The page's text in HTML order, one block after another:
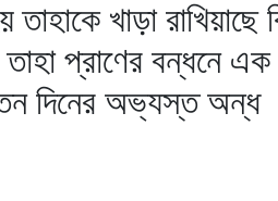
খাড়া
প্রাণের বন্ধনে এক
দিনের অভ্যস্ত অন্ধ